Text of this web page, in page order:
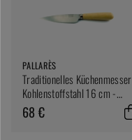
PALLARÈS
Traditionelles Küchenmesser
Kohlenstoffstahl 16 cm -
Pallarés
68 €